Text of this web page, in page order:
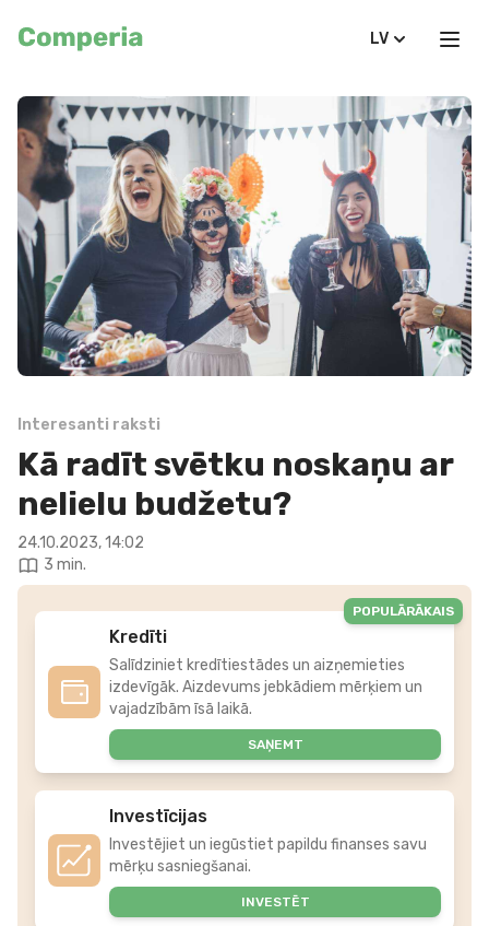
LV
Interesanti raksti
Kā radīt svētku noskaņu ar
nelielu budžetu?
24.10.2023, 14:02
3 min.
Kredīti
Salīdziniet kredītiestādes un aizņemieties
izdevīgāk. Aizdevums jebkādiem mērķiem un
vajadzībām īsā laikā.
SAŅEMT
POPULĀRĀKAIS
Investīcijas
Investējiet un iegūstiet papildu finanses savu
mērķu sasniegšanai.
INVESTĒT